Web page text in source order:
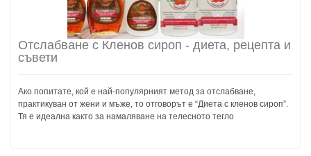
Отслабване с Кленов сироп - диета, рецепта и
съвети
Ако попитате, кой е най-популярният метод за отслабване,
практикуван от жени и мъже, то отговорът е “Диета с кленов сироп”.
Тя е идеална както за намаляване на телесното тегло